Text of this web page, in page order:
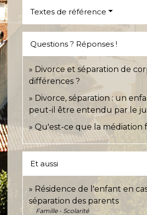
Textes de référence
Questions ? Réponses !
Divorce et séparation de
différences ?
Divorce, séparation : un
peut-il être entendu par le
Qu'est-ce que la médiation
Et aussi
Résidence de l'enfant en
séparation des parents
Famille - Scolarité